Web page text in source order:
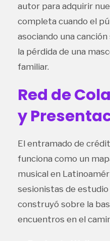
autor para adquirir
completa cuando el
asociando una
la pérdida de una
familiar.
Red de
y
El entramado de
funciona como un
musical en
sesionistas de
construyó sobre la
encuentros en el